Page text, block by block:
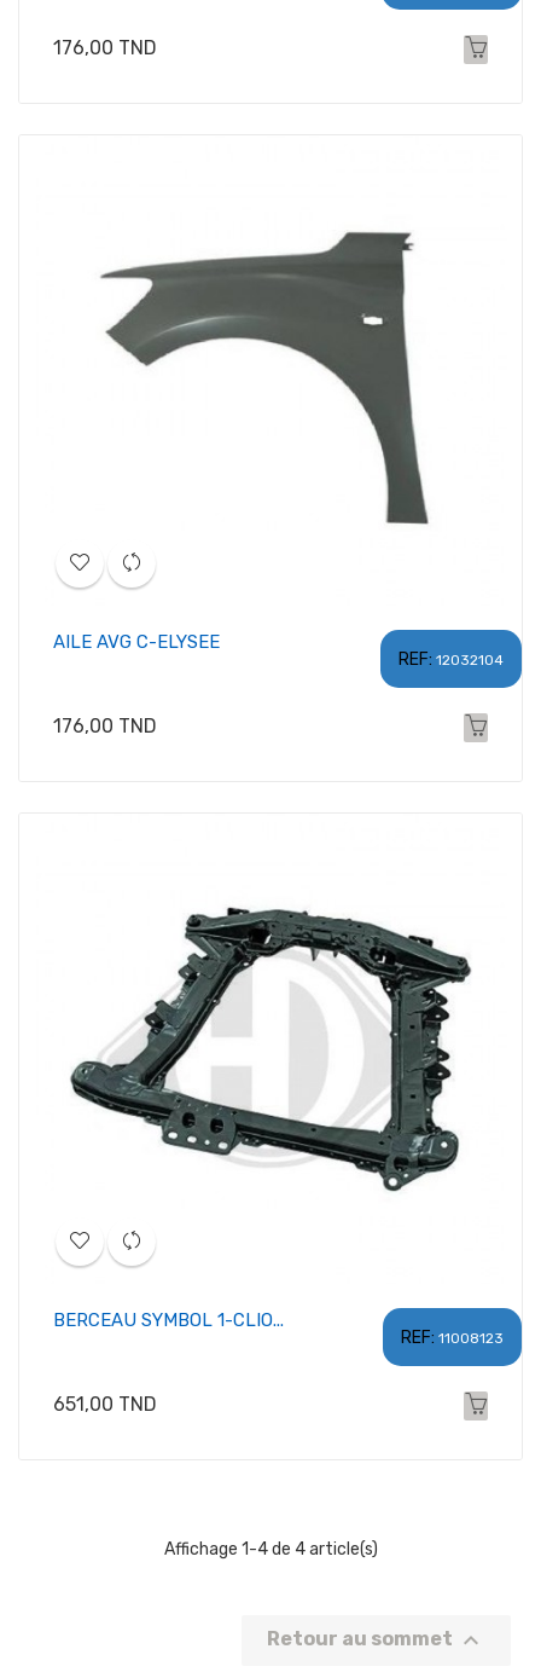
Prix
176,00 TND
REF: 12032104
AILE AVG C-ELYSEE
Prix
176,00 TND
REF: 11008123
BERCEAU SYMBOL 1-CLIO...
Prix
651,00 TND
Affichage 1-4 de 4 article(s)
Retour au sommet 